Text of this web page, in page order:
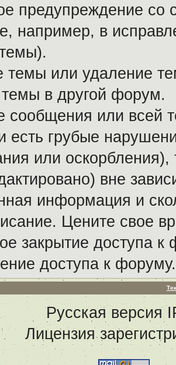
предупреждение
например, в
темы или удаление
в другой форум.
сообщения или всей
есть грубые
или
вне
информация и
Цените свое
закрытие доступа к
доступа к форуму.
Русская версия
Лицензия